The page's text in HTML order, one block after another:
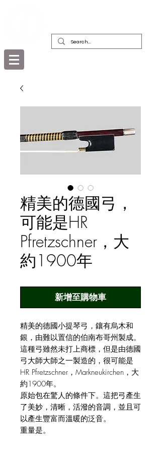
精美的德國弓，
可能是HR
Pfretzschner，大
約1900年
新增至購物車
精美的德國小提琴弓，鑲有烏木和
銀，由難以置信的伯南布哥州製成。
這種弓雖然未打上商標，但是由德國
弓大師大師之一製造的，很可能是
HR Pfretzschner，Markneukirchen，大
約1900年。
原始包在驚人的條件下。這把弓產生
了美妙，清晰，活潑的音調，並且可
以產生豐富而溫暖的泛音。
重量是。